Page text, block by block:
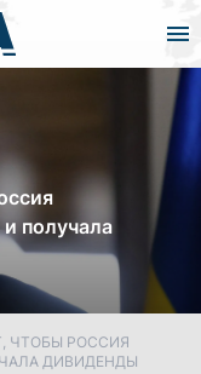
получала
ЧТОБЫ РОССИЯ
ДИВИДЕНДЫ